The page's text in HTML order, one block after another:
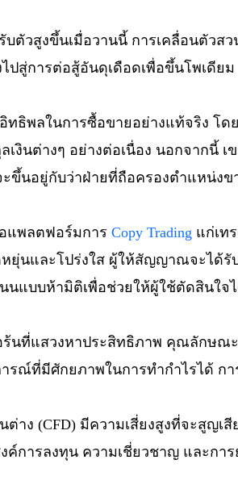
ตัวสูงขึ้นเมื่อวานนี้ การเคลื่อนตัวสว
ปสู่การต่อสู้อันดุเดือดเพื่อขึ้นโพเดียม
ทธิพลในการซื้อขายอย่างแท้จริง โ
งินต่างๆ อย่างต่อเนื่อง นอกจากนี้
ขึ้นอยู่กับว่าฝ่ายที่ถือครองตำแหน่งข
อแพลตฟอร์มการCopy Trading แก่เท
ยุ่นและโปร่งใส ผู้ให้สัญญาณจะได้
นแบบห้ามิติเพื่อช่วยให้ผู้ใช้ตัดสินใจ
ร้นที่แสวงหาประสิทธิภาพ คุณลักษ
รณ์ที่มีศักยภาพในการทำกำไรได้ ก
ง (CFD) มีความเสี่ยงสูงที่จะสูญเสี
ค์การลงทุน ความเชี่ยวชาญ และกา